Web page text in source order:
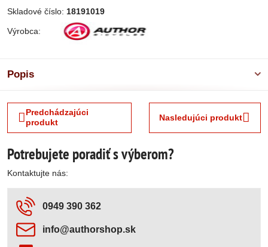
Skladové číslo: 18191019
Výrobca:
Popis
Predchádzajúci
produkt
Nasledujúci produkt
Potrebujete poradiť s výberom?
Kontaktujte nás:
0949 390 362
info​@authorshop​.sk